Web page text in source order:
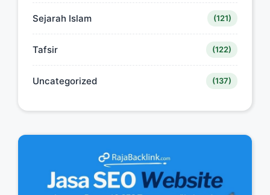
Sejarah Islam (121)
Tafsir (122)
Uncategorized (137)